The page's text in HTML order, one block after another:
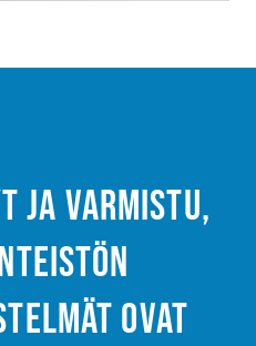
ja varmistu,
ovat